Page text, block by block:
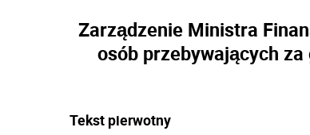
Zarządzenie Ministra
osób przebywających
Tekst pierwotny